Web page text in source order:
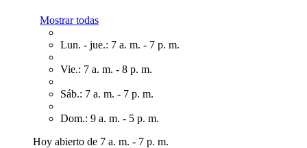
Mostrar todas
Lun. - jue.: 7 a. m. - 7 p. m.
Vie.: 7 a. m. - 8 p. m.
Sáb.: 7 a. m. - 7 p. m.
Dom.: 9 a. m. - 5 p. m.
Hoy abierto de 7 a. m. - 7 p. m.